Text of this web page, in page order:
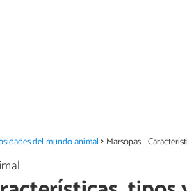
del mundo animal Marsopas -